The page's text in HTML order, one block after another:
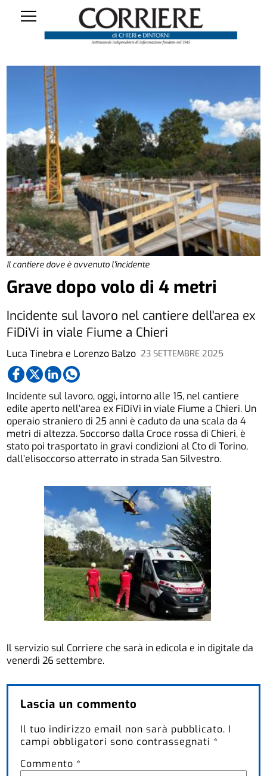
Il cantiere dove è avvenuto l'incidente
Luca Tinebra e Lorenzo Balzo 23 SETTEMBRE 2025
Grave dopo volo di 4 metri
Incidente sul lavoro nel cantiere dell'area ex
FiDiVi in viale Fiume a Chieri
Incidente sul lavoro, oggi, intorno alle 15, nel cantiere
edile aperto nell’area ex FiDiVi in viale Fiume a Chieri. Un
operaio straniero di 25 anni è caduto da una scala da 4
metri di altezza. Soccorso dalla Croce rossa di Chieri, è
stato poi trasportato in gravi condizioni al Cto di Torino,
dall’elisoccorso atterrato in strada San Silvestro.
Il servizio sul Corriere che sarà in edicola e in digitale da
venerdì 26 settembre.
Lascia un commento
Il tuo indirizzo email non sarà pubblicato. I
campi obbligatori sono contrassegnati *
Commento *